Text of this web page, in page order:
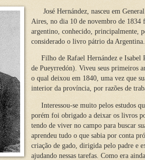
José Hernández, nasceu em
Aires, no dia 10 de novembro de
argentino, conhecido, principalmente,
considerado o livro pátrio da Argentina.
Filho de Rafael Hernández e Isabel
de Pueyrredón). Viveu seus primeiros
o qual deixou em 1840, uma vez que
interior da província, por razões de
Interessou-se muito pelos estudos
porém foi obrigado a deixar os livros
tendo de viver no campo para buscar
aprendeu tudo o que sabia por conta
criação de gado, dirigida pelo padre e
ajudando nessas tarefas. Como era